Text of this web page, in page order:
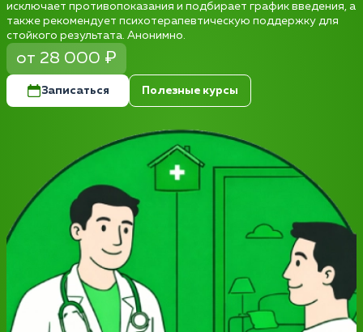
исключает противопоказания и подбирает график введения, а
также рекомендует психотерапевтическую поддержку для
стойкого результата. Анонимно.
от 28 000 ₽
Записаться Полезные курсы